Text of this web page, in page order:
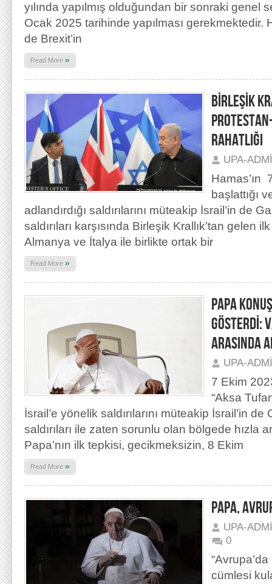
yılında yapılmış olduğundan bir sonraki genel
Ocak 2025 tarihinde yapılması gerekmektedir.
de Brexit’in
Read More »
BİRLEŞİK
RAHATLIĞI
UPA-
Hamas’ın
başlattığı
adlandırdığı saldırılarını müteakip İsrail’in de
saldırıları karşısında Birleşik Krallık’tan gelen
Almanya ve İtalya ile birlikte ortak bir
Read More »
PAPA
GÖSTERDİ:
ARASINDA
UPA-
7 Ekim
“Aksa
İsrail’e yönelik saldırılarını müteakip İsrail’in
saldırıları ile zaten sorunlu olan bölgede hızla
Papa’nın ilk tepkisi, gecikmeksizin, 8 Ekim
Read More »
PAPA,
UPA-
0
cümlesi